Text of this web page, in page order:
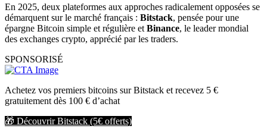
En 2025, deux plateformes aux approches radicalement opposées se
démarquent sur le marché français : Bitstack, pensée pour une
épargne Bitcoin simple et régulière et Binance, le leader mondial
des exchanges crypto, apprécié par les traders.
SPONSORISÉ
Achetez vos premiers bitcoins sur Bitstack et recevez 5 €
gratuitement dès 100 € d’achat
🎁 Découvrir Bitstack (5€ offerts)